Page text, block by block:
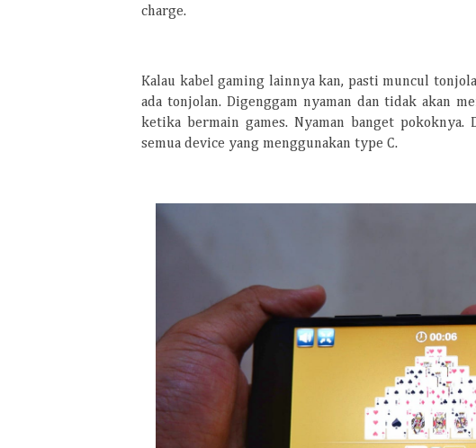
charge.
Kalau kabel gaming lainnya kan, pasti muncul
ada tonjolan. Digenggam nyaman dan tidak akan
ketika bermain games. Nyaman banget
semua device yang menggunakan type C.